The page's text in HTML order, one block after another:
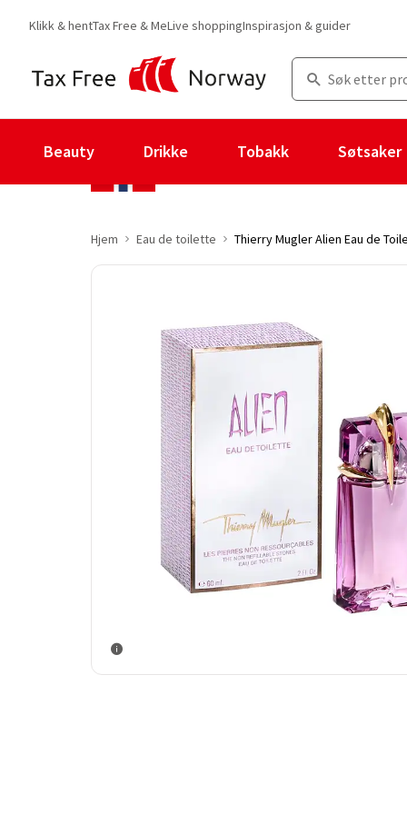
Klikk & hentTax Free & MeLive shoppingInspirasjon & guider
Beauty Drikke Tobakk Søtsaker
Hjem Eau de toilette Thierry Mugler Alien Eau de